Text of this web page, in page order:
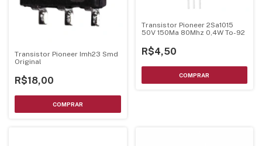
Transistor Pioneer Imh23 Smd
Original
R$18,00
Transistor Pioneer 2Sa1015
50V 150Ma 80Mhz 0,4W To-92
R$4,50